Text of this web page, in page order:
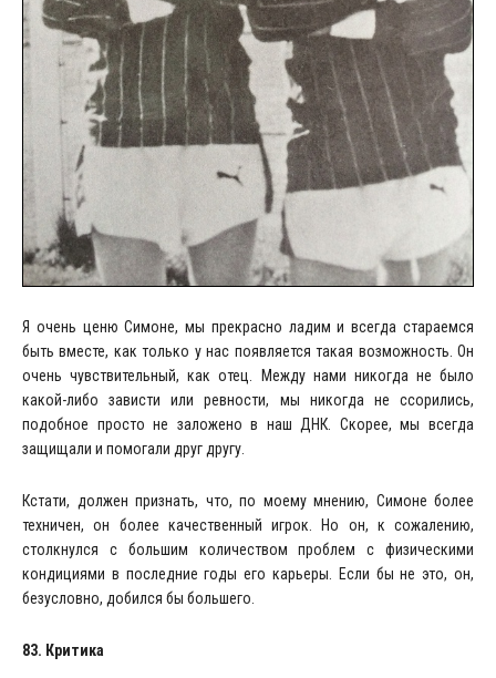
Я очень ценю Симоне, мы прекрасно ладим и всегда стараемся
быть вместе, как только у нас появляется такая возможность. Он
очень чувствительный, как отец. Между нами никогда не было
какой-либо зависти или ревности, мы никогда не ссорились,
подобное просто не заложено в наш ДНК. Скорее, мы всегда
защищали и помогали друг другу.
Кстати, должен признать, что, по моему мнению, Симоне более
техничен, он более качественный игрок. Но он, к сожалению,
столкнулся с большим количеством проблем с физическими
кондициями в последние годы его карьеры. Если бы не это, он,
безусловно, добился бы большего.
83. Критика